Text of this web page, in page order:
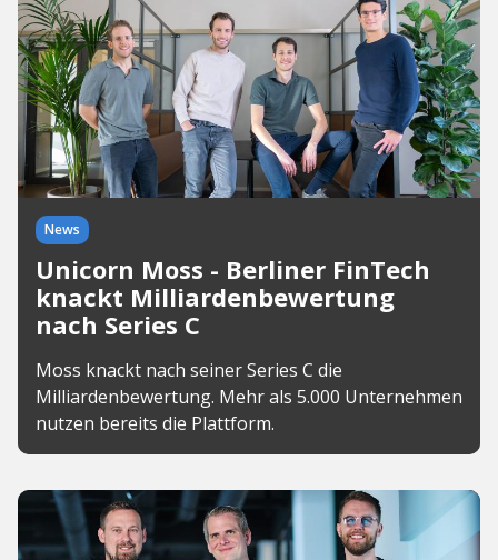
News
Unicorn Moss - Berliner FinTech
knackt Milliardenbewertung
nach Series C
Moss knackt nach seiner Series C die
Milliardenbewertung. Mehr als 5.000 Unternehmen
nutzen bereits die Plattform.